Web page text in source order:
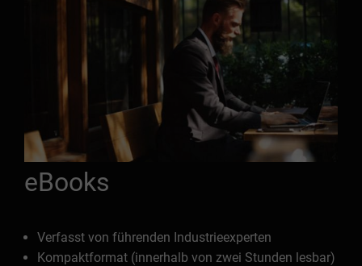
eBooks
Verfasst von führenden Industrieexperten
Kompaktformat (innerhalb von zwei Stunden lesbar)